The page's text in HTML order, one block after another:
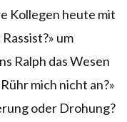
Kollegen heute mit
um
Ralph das Wesen
mich nicht an?»
oder Drohung?